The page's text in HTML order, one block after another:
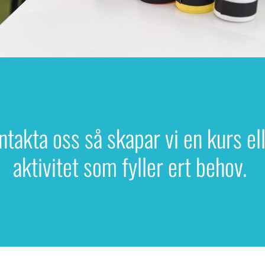
oss så skapar vi en kurs
aktivitet som fyller ert behov.